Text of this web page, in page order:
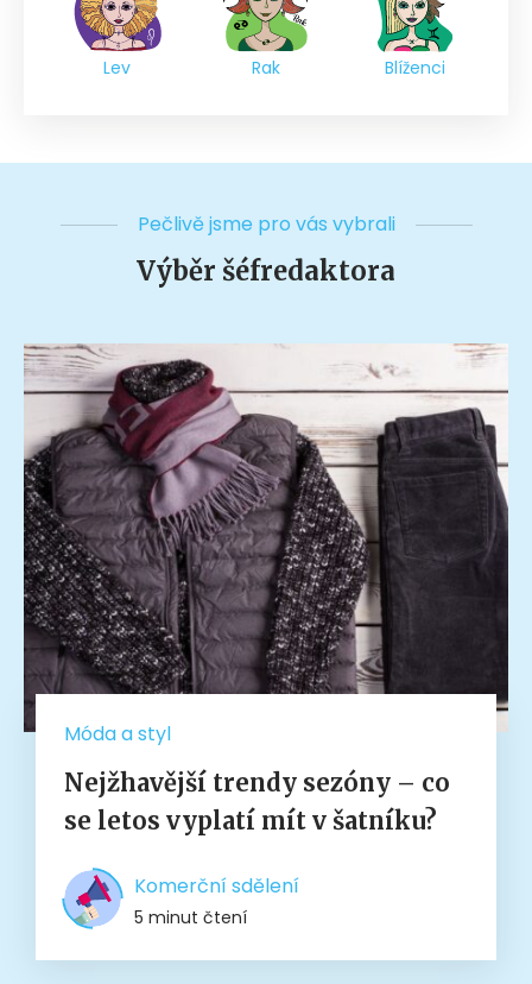
Lev Rak Blíženci
Pečlivě jsme pro vás vybrali
Výběr šéfredaktora
Móda a styl
Nejžhavější trendy sezóny – co
se letos vyplatí mít v šatníku?
Komerční sdělení
5 minut čtení